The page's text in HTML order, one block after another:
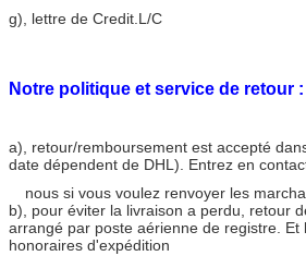
g), lettre de Credit.L/C
Notre politique et service de retour :
a) , retour/remboursement est accepté
date dépendent de DHL). Entrez en
nous si vous voulez renvoyer les
b), pour éviter la livraison a perdu, retour
arrangé par poste aérienne de registre. Et
honoraires d'expédition